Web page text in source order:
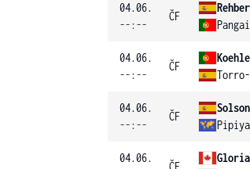
04.06.
--:--
ČF
04.06.
--:--
ČF
04.06.
--:--
ČF
04.06.
ČF